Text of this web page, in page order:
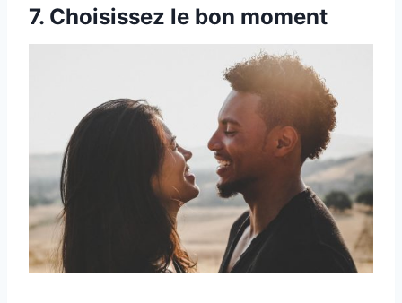
7. Choisissez le bon moment